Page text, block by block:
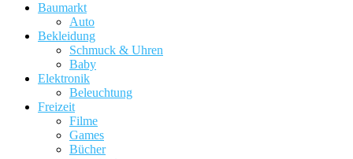
Baumarkt
Auto
Bekleidung
Schmuck & Uhren
Baby
Elektronik
Beleuchtung
Freizeit
Filme
Games
Bücher